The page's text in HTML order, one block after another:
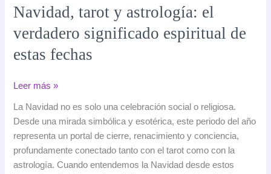
Navidad, tarot y astrología: el
verdadero significado espiritual de
estas fechas
Navidad,
verdadero
significado
Leer más »
La Navidad no es solo una celebración social o religiosa.
Desde una mirada simbólica y esotérica, este periodo del año
representa un portal de cierre, renacimiento y conciencia,
profundamente conectado tanto con el tarot como con la
astrología. Cuando entendemos la Navidad desde estos